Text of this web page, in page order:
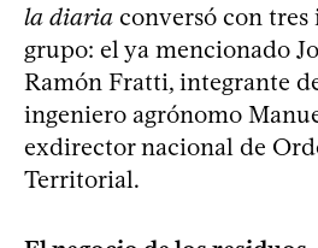
la diaria conversó con tres
grupo: el ya mencionado
Ramón Fratti, integrante
ingeniero agrónomo
exdirector nacional de
Territorial.